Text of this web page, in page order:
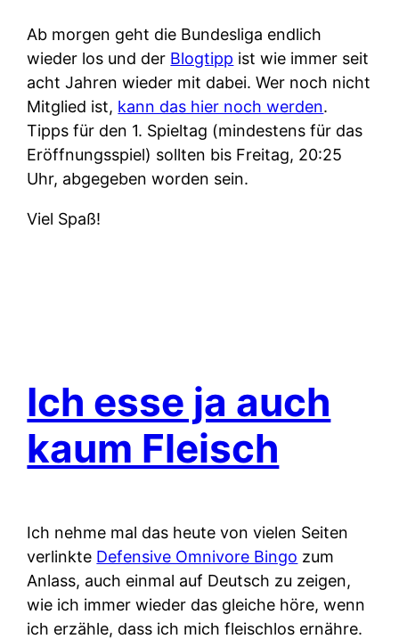
Ab morgen geht die Bundesliga endlich
wieder los und der Blogtipp ist wie immer seit
acht Jahren wieder mit dabei. Wer noch nicht
Mitglied ist, kann das hier noch werden.
Tipps für den 1. Spieltag (mindestens für das
Eröffnungsspiel) sollten bis Freitag, 20:25
Uhr, abgegeben worden sein.
Viel Spaß!
Ich esse ja auch
kaum Fleisch
Ich nehme mal das heute von vielen Seiten
verlinkte Defensive Omnivore Bingo zum
Anlass, auch einmal auf Deutsch zu zeigen,
wie ich immer wieder das gleiche höre, wenn
ich erzähle, dass ich mich fleischlos ernähre.